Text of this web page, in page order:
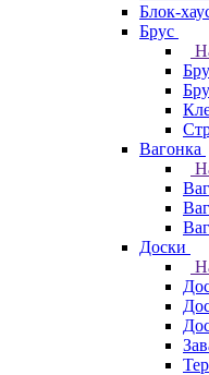
Блок-
Брус
Вагонка
Доски